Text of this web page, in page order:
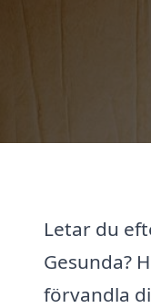
Letar du
Gesunda?
förvandla